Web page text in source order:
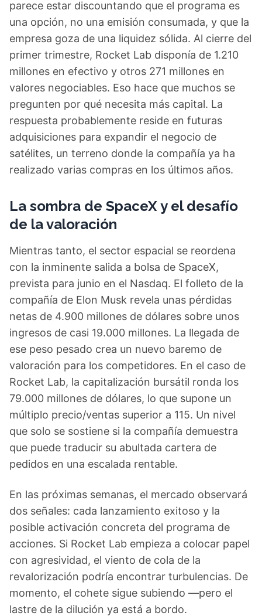
parece estar discountando que el programa es
una opción, no una emisión consumada, y que la
empresa goza de una liquidez sólida. Al cierre del
primer trimestre, Rocket Lab disponía de 1.210
millones en efectivo y otros 271 millones en
valores negociables. Eso hace que muchos se
pregunten por qué necesita más capital. La
respuesta probablemente reside en futuras
adquisiciones para expandir el negocio de
satélites, un terreno donde la compañía ya ha
realizado varias compras en los últimos años.
La sombra de SpaceX y el desafío
de la valoración
Mientras tanto, el sector espacial se reordena
con la inminente salida a bolsa de SpaceX,
prevista para junio en el Nasdaq. El folleto de la
compañía de Elon Musk revela unas pérdidas
netas de 4.900 millones de dólares sobre unos
ingresos de casi 19.000 millones. La llegada de
ese peso pesado crea un nuevo baremo de
valoración para los competidores. En el caso de
Rocket Lab, la capitalización bursátil ronda los
79.000 millones de dólares, lo que supone un
múltiplo precio/ventas superior a 115. Un nivel
que solo se sostiene si la compañía demuestra
que puede traducir su abultada cartera de
pedidos en una escalada rentable.
En las próximas semanas, el mercado observará
dos señales: cada lanzamiento exitoso y la
posible activación concreta del programa de
acciones. Si Rocket Lab empieza a colocar papel
con agresividad, el viento de cola de la
revalorización podría encontrar turbulencias. De
momento, el cohete sigue subiendo —pero el
lastre de la dilución ya está a bordo.